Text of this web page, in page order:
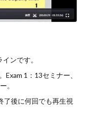
ンです。
1：13セミナー、
。
了後に何回でも再生視